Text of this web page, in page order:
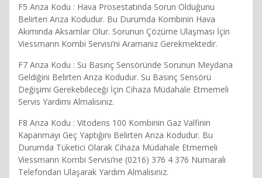
F5 Arıza Kodu : Hava Prosestatında Sorun Olduğunu
Belirten Arıza Kodudur. Bu Durumda Kombinin Hava
Akımında Aksamlar Olur. Sorunun Çözüme Ulaşması İçin
Viessmann Kombi Servisi’ni Aramanız Gerekmektedir.
F7 Arıza Kodu : Su Basınç Sensöründe Sorunun Meydana
Geldiğini Belirten Arıza Kodudur. Su Basınç Sensörü
Değişimi Gerekebileceği İçin Cihaza Müdahale Etmemeli
Servis Yardımı Almalısınız.
F8 Arıza Kodu : Vitodens 100 Kombinin Gaz Valfinin
Kapanmayı Geç Yaptığını Belirten Arıza Kodudur. Bu
Durumda Tüketici Olarak Cihaza Müdahale Etmemeli
Viessmann Kombi Servisi’ne (0216) 376 4 376 Numaralı
Telefondan Ulaşarak Yardım Almalısınız.